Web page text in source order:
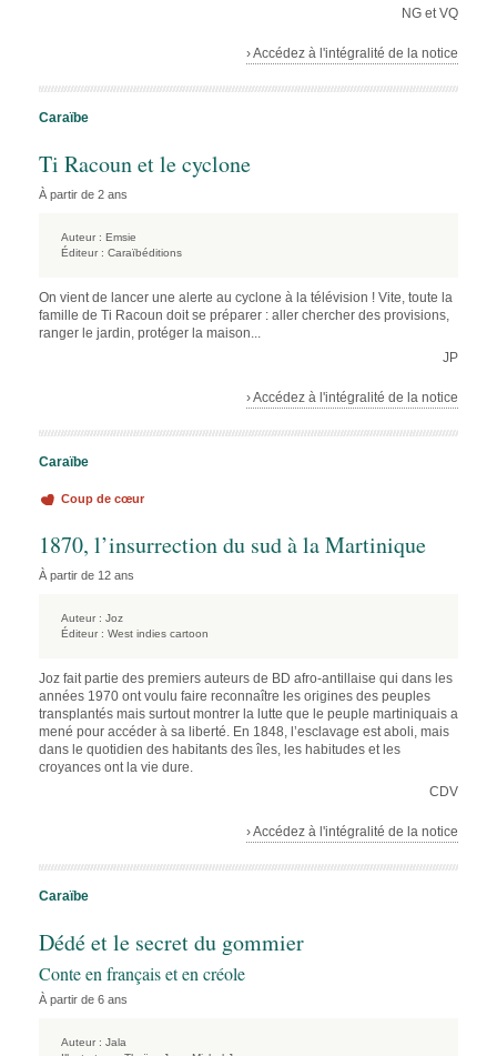
NG et VQ
› Accédez à l'intégralité de la notice
Caraïbe
Ti Racoun et le cyclone
À partir de 2 ans
Auteur : Emsie
Éditeur : Caraïbéditions
On vient de lancer une alerte au cyclone à la télévision ! Vite, toute la
famille de Ti Racoun doit se préparer : aller chercher des provisions,
ranger le jardin, protéger la maison...
JP
› Accédez à l'intégralité de la notice
Caraïbe
Coup de cœur
1870, l’insurrection du sud à la Martinique
À partir de 12 ans
Auteur : Joz
Éditeur : West indies cartoon
Joz fait partie des premiers auteurs de BD afro-antillaise qui dans les
années 1970 ont voulu faire reconnaître les origines des peuples
transplantés mais surtout montrer la lutte que le peuple martiniquais a
mené pour accéder à sa liberté. En 1848, l’esclavage est aboli, mais
dans le quotidien des habitants des îles, les habitudes et les
croyances ont la vie dure.
CDV
› Accédez à l'intégralité de la notice
Caraïbe
Dédé et le secret du gommier
Conte en français et en créole
À partir de 6 ans
Auteur : Jala